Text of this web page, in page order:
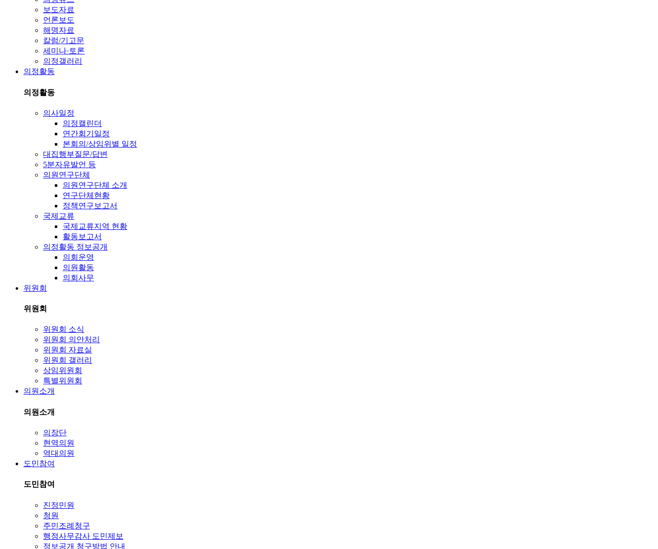
보도자료
언론보도
해명자료
칼럼/기고문
세미나·토론
의정갤러리
의정활동
의정활동
의사일정
의정캘린더
연간회기일정
본회의/상임위별 일정
대집행부질문/답변
5분자유발언 등
의원연구단체
의원연구단체 소개
연구단체현황
정책연구보고서
국제교류
국제교류지역 현황
활동보고서
의정활동 정보공개
의회운영
의원활동
의회사무
위원회
위원회
위원회 소식
위원회 의안처리
위원회 자료실
위원회 갤러리
상임위원회
특별위원회
의원소개
의원소개
의장단
현역의원
역대의원
도민참여
도민참여
진정민원
청원
주민조례청구
행정사무감사 도민제보
정보공개 청구방법 안내